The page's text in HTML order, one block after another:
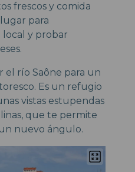
frescos y comida
para
local y probar
el río Saône para un
Es un refugio
vistas estupendas
que te permite
nuevo ángulo.